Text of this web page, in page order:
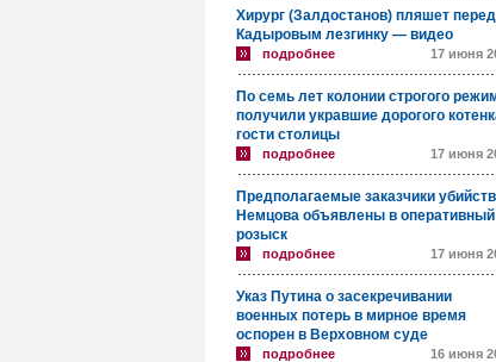
Хирург (Залдостанов) пляшет перед
Кадыровым лезгинку — видео
подробнее 17 июня
По семь лет колонии строгого
получили укравшие дорогого
гости столицы
подробнее 17 июня
Предполагаемые заказчики
Немцова объявлены в оперативный
розыск
подробнее 17 июня
Указ Путина о засекречивании
военных потерь в мирное время
оспорен в Верховном суде
подробнее 16 июня